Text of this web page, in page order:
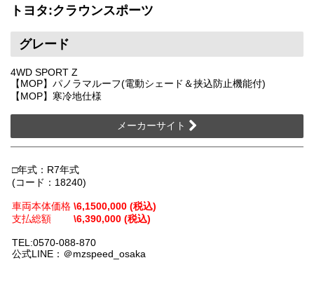
トヨタ:クラウンスポーツ
グレード
4WD SPORT Z
【MOP】パノラマルーフ(電動シェード＆挟込防止機能付)
【MOP】寒冷地仕様
メーカーサイト
□年式：R7年式
(コード：18240)
車両本体価格 \6,1500,000 (税込)
支払総額 \6,390,000 (税込)
TEL:0570-088-870
公式LINE：＠mzspeed_osaka